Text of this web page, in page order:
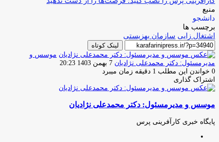
منبع
دانشجو
برچسب ها
اشتغال زایی سازمان بهزیستی
لینک کوتاه
موسس و
مدیرمسئول: دکتر محمدعلی نژادیان ارسال
ایمیل
7 بهمن 1403 20:23
0 خواندن این مطلب 1 دقیقه زمان میبرد
اشتراک گذاری
فیس
توئیتر
لینکدین
واتس
تلگرام
اشتراک
از
ایمیل
چاپ
موسس و مدیرمسئول: دکتر محمدعلی نژادیان
پایگاه خبری کارآفرینی پرس